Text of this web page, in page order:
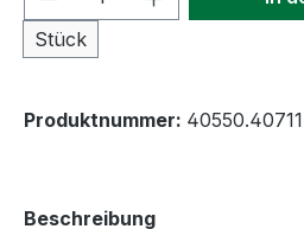
Stück
Produktnummer: 40550.40711
Beschreibung